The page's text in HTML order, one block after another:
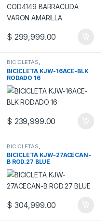
$ 299,999.00
BICICLETAS,
RODADOS/JUGUETES/BEBE
BICICLETA KJW-16ACE-BLK
RODADO 16
$ 239,999.00
BICICLETAS
RODADOS/JUGUETES/BEBE
BICICLETA KJW-27ACECAN-
B ROD.27 BLUE
$ 304,999.00